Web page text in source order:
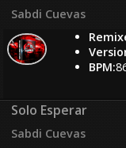
Sabdi Cuevas
BPM:
Solo Esperar
Sabdi Cuevas